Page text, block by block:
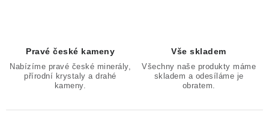
Pravé české kameny
Nabízíme pravé české minerály,
přírodní krystaly a drahé
kameny.
Vše skladem
Všechny naše produkty máme
skladem a odesíláme je
obratem.